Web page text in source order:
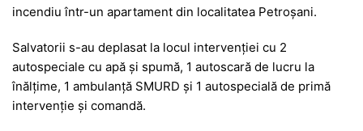
e
b
o
o
k
s
A
p
p
s
e
n
g
er
er gr
a
m
s
a
g
e
je
a
z
ă
incendiu într-un apartament din localitatea Petroșani.
Salvatorii s-au deplasat la locul intervenției cu 2
autospeciale cu apă și spumă, 1 autoscară de lucru la
înălțime, 1 ambulanță SMURD și 1 autospecială de primă
intervenție și comandă.